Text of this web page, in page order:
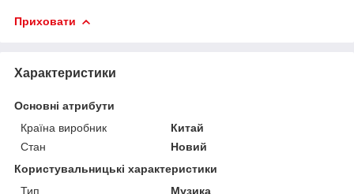
Приховати
Характеристики
Основні атрибути
Країна виробник
Китай
Стан
Новий
Користувальницькі характеристики
Тип
Музика